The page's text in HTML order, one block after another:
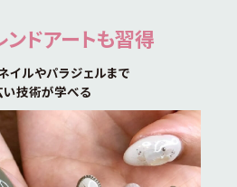
ドアートも習得
イルやパラジェルまで
技術が学べる